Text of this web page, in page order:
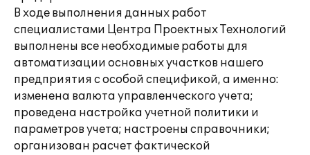
В ходе выполнения данных работ
специалистами Центра Проектных Технологий
выполнены все необходимые работы для
автоматизации основных участков нашего
предприятия с особой спецификой, а именно:
изменена валюта управленческого учета;
проведена настройка учетной политики и
параметров учета; настроены справочники;
организован расчет фактической